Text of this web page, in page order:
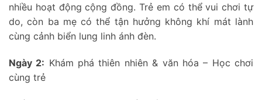
nhiều hoạt động cộng đồng. Trẻ em có thể vui chơi tự
do, còn ba mẹ có thể tận hưởng không khí mát lành
cùng cảnh biển lung linh ánh đèn.
Ngày 2: Khám phá thiên nhiên & văn hóa – Học chơi
cùng trẻ